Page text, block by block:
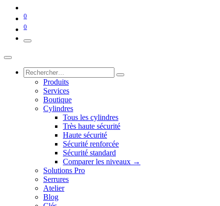
0
0
Produits
Services
Boutique
Cylindres
Tous les cylindres
Très haute sécurité
Haute sécurité
Sécurité renforcée
Sécurité standard
Comparer les niveaux →
Solutions Pro
Serrures
Atelier
Blog